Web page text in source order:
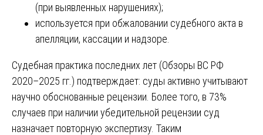
(при выявленных нарушениях);
используется при обжаловании судебного акта в
апелляции, кассации и надзоре.
Судебная практика последних лет (Обзоры ВС РФ
2020–2025 гг.) подтверждает: суды активно учитывают
научно обоснованные рецензии. Более того, в 73%
случаев при наличии убедительной рецензии суд
назначает повторную экспертизу. Таким